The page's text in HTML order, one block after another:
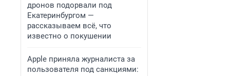
дронов подорвали под
Екатеринбургом —
рассказываем всё, что
известно о покушении
Apple приняла журналиста за
пользователя под санкциями: